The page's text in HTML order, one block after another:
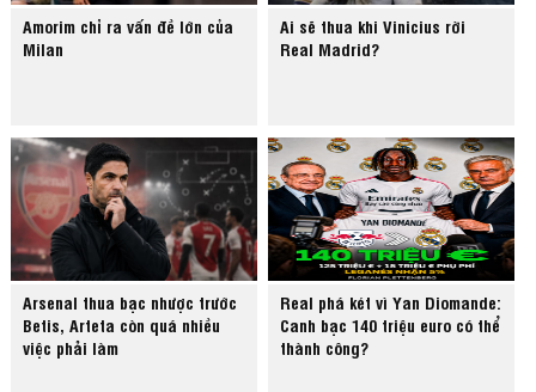
Amorim chỉ ra vấn đề lớn của
Milan
Ai sẽ thua khi Vinicius rời
Real Madrid?
Arsenal thua bạc nhược trước
Betis, Arteta còn quá nhiều
việc phải làm
Real phá két vì Yan Diomande:
Canh bạc 140 triệu euro có thể
thành công?